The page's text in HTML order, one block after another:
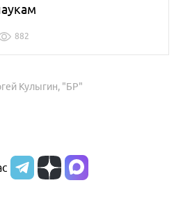
882
Кулыгин, "БР"